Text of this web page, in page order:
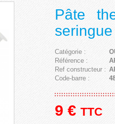
Pâte
Catégorie :
Référence :
Ref constructeur :
Code-barre :
9€ TTC